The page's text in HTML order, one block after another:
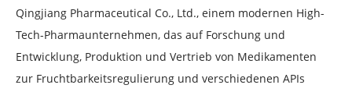
Qingjiang Pharmaceutical Co., Ltd., einem modernen High-
Tech-Pharmaunternehmen, das auf Forschung und
Entwicklung, Produktion und Vertrieb von Medikamenten
zur Fruchtbarkeitsregulierung und verschiedenen APIs